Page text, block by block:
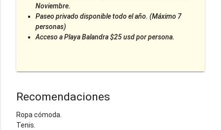
Noviembre.
Paseo privado disponible todo el año. (Máximo 7
personas)
Acceso a Playa Balandra $25 usd por persona.
Recomendaciones
Ropa cómoda.
Tenis.